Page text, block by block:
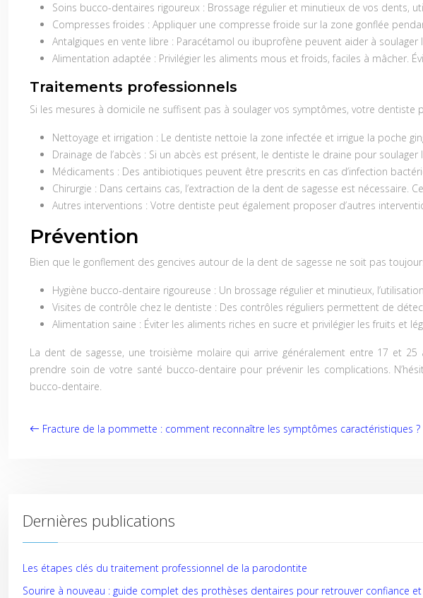
Soins bucco-dentaires rigoureux : Brossage régulier et minutieux de vos dents,
Compresses froides : Appliquer une compresse froide sur la zone gonflée
Antalgiques en vente libre : Paracétamol ou ibuprofène peuvent aider à soulager
Alimentation adaptée : Privilégier les aliments mous et froids, faciles à mâcher.
Traitements professionnels
Si les mesures à domicile ne suffisent pas à soulager vos symptômes, votre
Nettoyage et irrigation : Le dentiste nettoie la zone infectée et irrigue la poche
Drainage de l’abcès : Si un abcès est présent, le dentiste le draine pour soulager
Médicaments : Des antibiotiques peuvent être prescrits en cas d’infection
Chirurgie : Dans certains cas, l’extraction de la dent de sagesse est nécessaire.
Autres interventions : Votre dentiste peut également proposer d’autres
Prévention
Bien que le gonflement des gencives autour de la dent de sagesse ne soit pas
Hygiène bucco-dentaire rigoureuse : Un brossage régulier et minutieux,
Visites de contrôle chez le dentiste : Des contrôles réguliers permettent de
Alimentation saine : Éviter les aliments riches en sucre et privilégier les fruits et
La dent de sagesse, une troisième molaire qui arrive généralement entre 17 et
prendre soin de votre santé bucco-dentaire pour prévenir les complications.
bucco-dentaire.
Fracture de la pommette : comment reconnaître les symptômes caractéristiques ?
Dernières publications
Les étapes clés du traitement professionnel de la parodontite
Sourire à nouveau : guide complet des prothèses dentaires pour retrouver confiance